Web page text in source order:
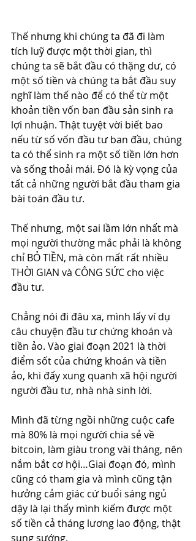
Thế nhưng khi chúng ta đã đi làm
tích luỹ được một thời gian, thì
chúng ta sẽ bắt đầu có thặng dư, có
một số tiền và chúng ta bắt đầu suy
nghĩ làm thế nào để có thể từ một
khoản tiền vốn ban đầu sản sinh ra
lợi nhuận. Thật tuyệt vời biết bao
nếu từ số vốn đầu tư ban đầu, chúng
ta có thể sinh ra một số tiền lớn hơn
và sống thoải mái. Đó là kỳ vọng của
tất cả những người bắt đầu tham gia
bài toán đầu tư.
Thế nhưng, một sai lầm lớn nhất mà
mọi người thường mắc phải là không
chỉ BỎ TIỀN, mà còn mất rất nhiều
THỜI GIAN và CÔNG SỨC cho việc
đầu tư.
Chẳng nói đi đâu xa, mình lấy ví dụ
câu chuyện đầu tư chứng khoán và
tiền ảo. Vào giai đoạn 2021 là thời
điểm sốt của chứng khoán và tiền
ảo, khi đấy xung quanh xã hội người
người đầu tư, nhà nhà sinh lời.
Mình đã từng ngồi những cuộc cafe
mà 80% là mọi người chia sẻ về
bitcoin, làm giàu trong vài tháng, nên
nắm bắt cơ hội…Giai đoạn đó, mình
cũng có tham gia và mình cũng tận
hưởng cảm giác cứ buổi sáng ngủ
dậy là lại thấy mình kiếm được một
số tiền cả tháng lương lao động, thật
sung sướng.